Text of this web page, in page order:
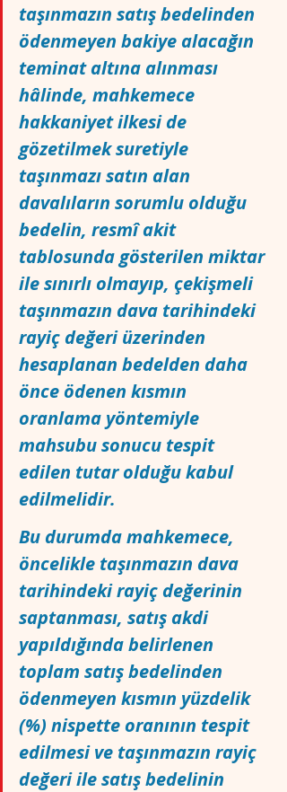
taşınmazın satış bedelinden
ödenmeyen bakiye alacağın
teminat altına alınması
hâlinde, mahkemece
hakkaniyet ilkesi de
gözetilmek suretiyle
taşınmazı satın alan
davalıların sorumlu olduğu
bedelin, resmî akit
tablosunda gösterilen miktar
ile sınırlı olmayıp, çekişmeli
taşınmazın dava tarihindeki
rayiç değeri üzerinden
hesaplanan bedelden daha
önce ödenen kısmın
oranlama yöntemiyle
mahsubu sonucu tespit
edilen tutar olduğu kabul
edilmelidir.
Bu durumda mahkemece,
öncelikle taşınmazın dava
tarihindeki rayiç değerinin
saptanması, satış akdi
yapıldığında belirlenen
toplam satış bedelinden
ödenmeyen kısmın yüzdelik
(%) nispette oranının tespit
edilmesi ve taşınmazın rayiç
değeri ile satış bedelinin